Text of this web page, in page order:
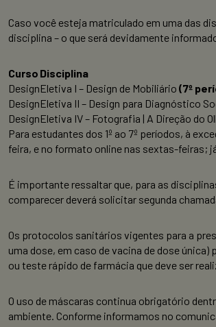
Caso você esteja matriculado em uma das
disciplina – o que será devidamente
Curso Disciplina
DesignEletiva I – Design de Mobiliário (7º
DesignEletiva II – Design para Diagnóstico
DesignEletiva IV – Fotografia | A Direção do
Para estudantes dos 1º ao 7º períodos, à
feira, e no formato online nas sextas-feiras;
É importante ressaltar que, para as
comparecer deverá solicitar segunda
Os protocolos sanitários vigentes para a
uma dose, em caso de vacina de dose única)
ou teste rápido de farmácia que deve ser
O uso de máscaras continua obrigatório
ambiente. Conforme informamos no